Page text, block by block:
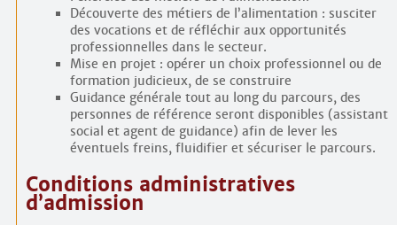
Découverte des métiers de l’alimentation : susciter
des vocations et de réfléchir aux opportunités
professionnelles dans le secteur.
Mise en projet : opérer un choix professionnel ou de
formation judicieux, de se construire
Guidance générale tout au long du parcours, des
personnes de référence seront disponibles (assistant
social et agent de guidance) afin de lever les
éventuels freins, fluidifier et sécuriser le parcours.
Conditions administratives
d’admission